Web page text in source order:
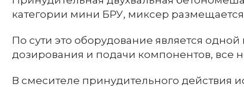
категории мини БРУ, миксер размещается
По сути это оборудование является
дозирования и подачи компонентов, все
В смесителе принудительного действия